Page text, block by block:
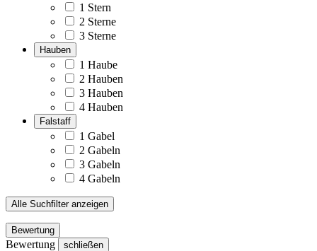
1 Stern
2 Sterne
3 Sterne
Hauben
1 Haube
2 Hauben
3 Hauben
4 Hauben
Falstaff
1 Gabel
2 Gabeln
3 Gabeln
4 Gabeln
Alle Suchfilter anzeigen
Bewertung
Bewertung schließen